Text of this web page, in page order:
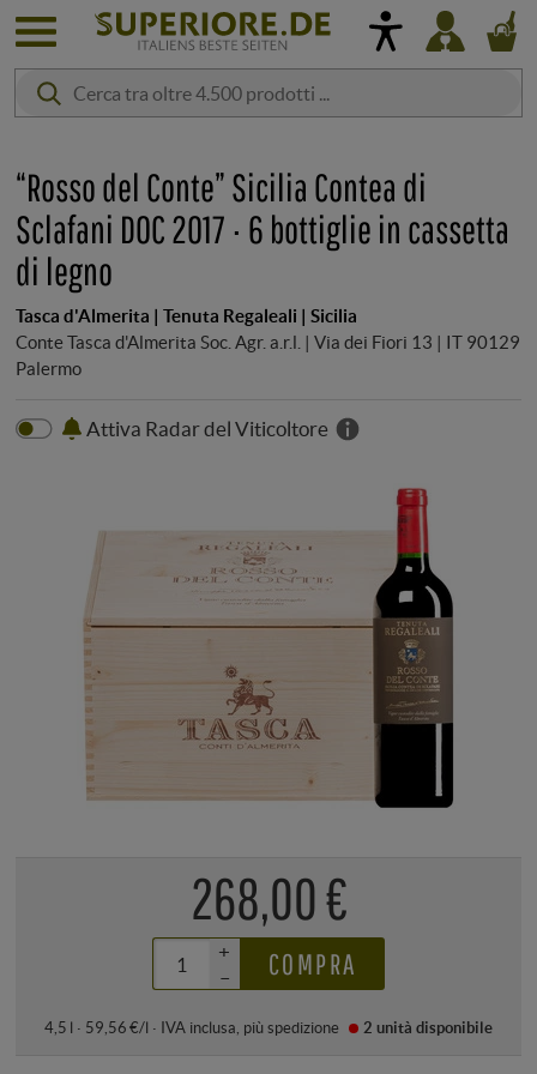
“Rosso del Conte” Sicilia Contea di
Sclafani DOC 2017 · 6 bottiglie in cassetta
di legno
Tasca d'Almerita | Tenuta Regaleali | Sicilia
Conte Tasca d'Almerita Soc. Agr. a.r.l. | Via dei Fiori 13 | IT 90129
Palermo
Attiva Radar del Viticoltore
268,00 €
+
–
COMPRA
4,5 l · 59,56 €/l · IVA inclusa , piùspedizione 2 unità disponibile